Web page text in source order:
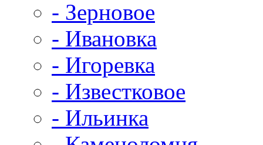
- Зерновое
- Ивановка
- Игоревка
- Известковое
- Ильинка